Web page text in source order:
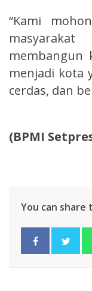
“Kami
membangun
menjadi kota
cerdas, dan
(BPMI
You can share